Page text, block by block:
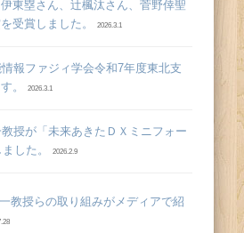
東塁さん、辻󠄀楓汰さん、菅野倖聖
受賞しました。
2026.3.1
情報ファジィ学会令和7年度東北支
。
2026.3.1
授が「未来あきたＤＸミニフォー
した。
2026.2.9
教授らの取り組みがメディアで紹